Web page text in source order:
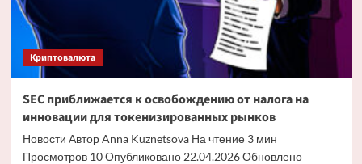
Криптовалюта
SEC приближается к освобождению от налога на
инновации для токенизированных рынков
Новости Автор Anna Kuznetsova На чтение 3 мин
Просмотров 10 Опубликовано 22.04.2026 Обновлено